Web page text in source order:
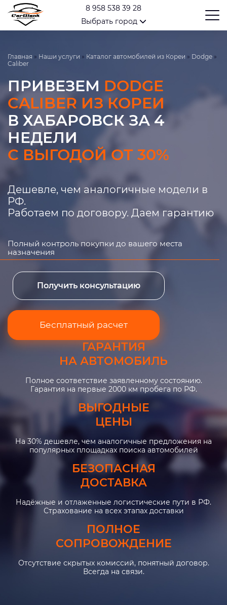
8 958 538 39 28
Выбрать город
Главная » Наши услуги » Каталог автомобилей из Кореи » Dodge »
Caliber
ПРИВЕЗЕМ DODGE
CALIBER ИЗ КОРЕИ
В ХАБАРОВСК ЗА 4
НЕДЕЛИ
С ВЫГОДОЙ ОТ 30%
Дешевле, чем аналогичные модели в
РФ.
Работаем по договору. Даем гарантию
Полный контроль покупки до вашего места
назначения
Получить консультацию
Бесплатный расчет
ГАРАНТИЯ
НА АВТОМОБИЛЬ
Полное соответствие заявленному состоянию.
Гарантия на первые 2000 км пробега по РФ.
ВЫГОДНЫЕ
ЦЕНЫ
На 30% дешевле, чем аналогичные предложения на
популярных площадках поиска автомобилей
БЕЗОПАСНАЯ
ДОСТАВКА
Надёжные и отлаженные логистические пути в РФ.
Страхование на всех этапах доставки
ПОЛНОЕ
СОПРОВОЖДЕНИЕ
Отсутствие скрытых комиссий, понятный договор.
Всегда на связи.